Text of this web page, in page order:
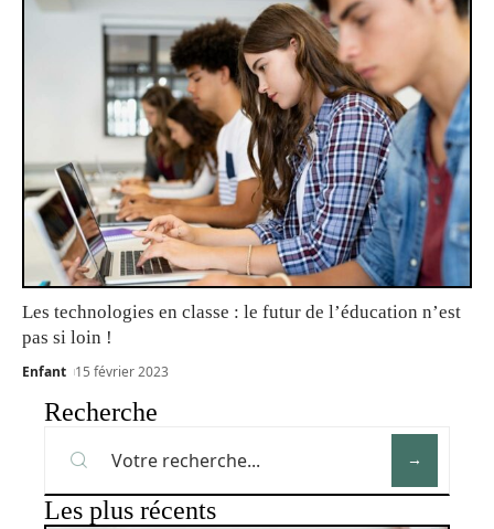
Les technologies en classe : le futur de l’éducation n’est
pas si loin !
Enfant 15 février 2023
Recherche
Les plus récents